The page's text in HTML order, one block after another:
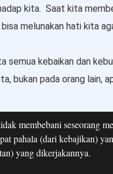
kita. Saat kita
melunakan hati kita
semua kebaikan dan
bukan pada orang lain,
membebani seseorang
pahala (dari kebajikan)
yang dikerjakannya.